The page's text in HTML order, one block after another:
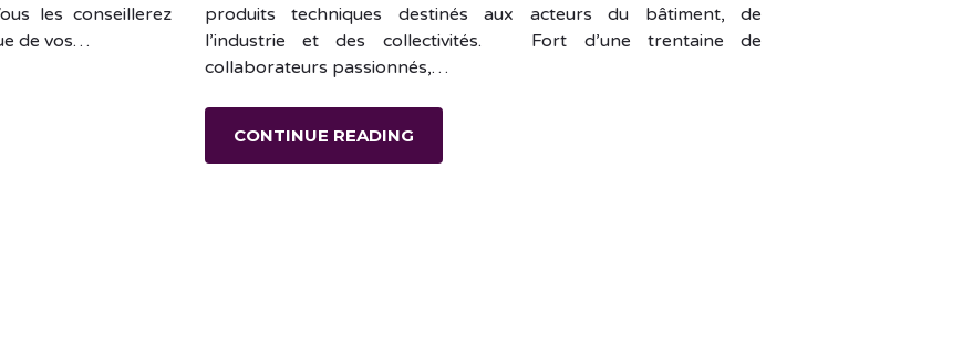
les conseillerez
de vos…
produits techniques destinés aux acteurs du bâtiment, de
l’industrie et des collectivités. Fort d’une trentaine de
collaborateurs passionnés,…
CONTINUE READING